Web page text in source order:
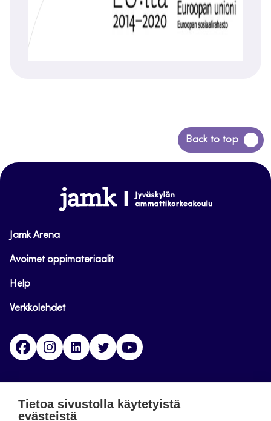
Back to top
Siirry
takaisin
www.jamk.fi
Jamk Arena
Avoimet oppimateriaalit
Help
Verkkolehdet
FacebookInstagramLinkedinTwitter
Tietoa sivustolla käytetyistä
evästeistä